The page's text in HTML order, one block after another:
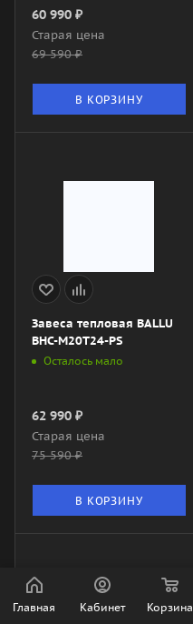
60 990 ₽
Старая цена
69 590₽
В КОРЗИНУ
Завеса тепловая BALLU
BHC-M20T24-PS
Осталось мало
62 990 ₽
Старая цена
75 590₽
В КОРЗИНУ
Главная Кабинет Корзина